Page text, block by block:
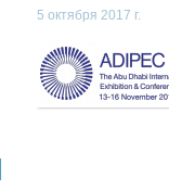
5 октября 2017 г.